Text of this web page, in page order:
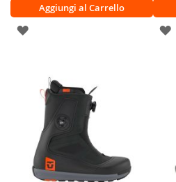
Aggiungi al Carrello
AGGIUNGI
LISTA
DESIDERI